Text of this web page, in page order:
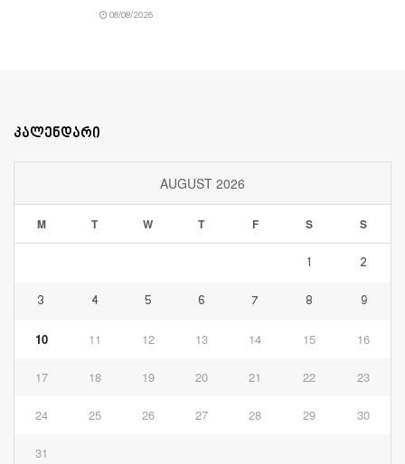
08/08/2026
კალენდარი
AUGUST 2026
M T W T F S S
1 2
3 4 5 6 7 8 9
10 11 12 13 14 15 16
17 18 19 20 21 22 23
24 25 26 27 28 29 30
31